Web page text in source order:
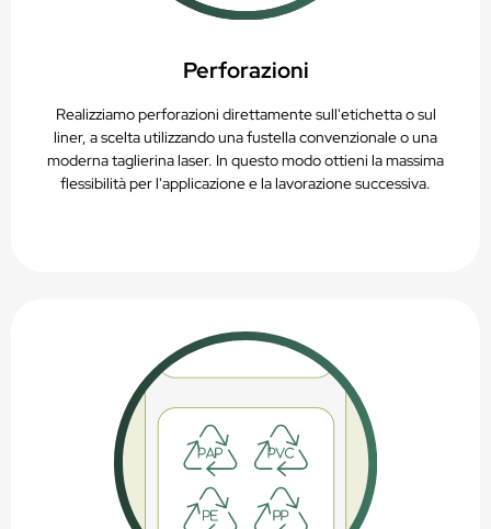
Perforazioni
Realizziamo perforazioni direttamente sull'etichetta o sul
liner, a scelta utilizzando una fustella convenzionale o una
moderna taglierina laser. In questo modo ottieni la massima
flessibilità per l'applicazione e la lavorazione successiva.